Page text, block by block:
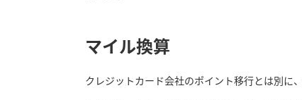
マイル換算
クレジットカード会社のポイント移行とは別に